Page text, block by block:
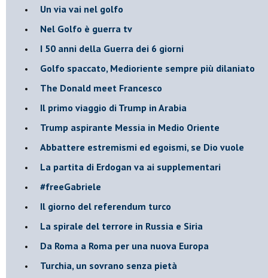
Un via vai nel golfo
Nel Golfo è guerra tv
I 50 anni della Guerra dei 6 giorni
Golfo spaccato, Medioriente sempre più dilaniato
The Donald meet Francesco
Il primo viaggio di Trump in Arabia
Trump aspirante Messia in Medio Oriente
Abbattere estremismi ed egoismi, se Dio vuole
La partita di Erdogan va ai supplementari
#freeGabriele
Il giorno del referendum turco
La spirale del terrore in Russia e Siria
Da Roma a Roma per una nuova Europa
Turchia, un sovrano senza pietà